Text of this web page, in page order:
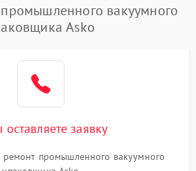
вакуумного
Asko
оставляете заявку
ремонт промышленного вакуумного